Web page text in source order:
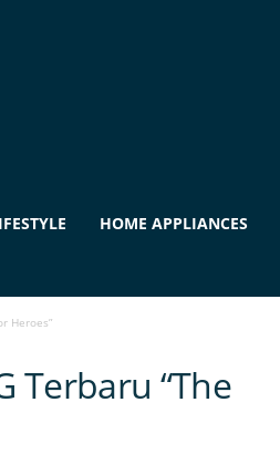
HOME APPLIANCES
Heroes”
Terbaru “The